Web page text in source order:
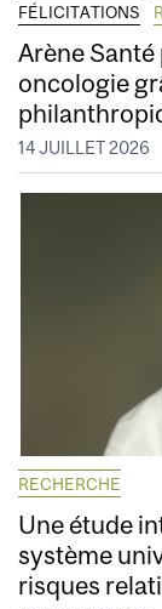
FÉLICITATIONS
Arène
oncologie
14 JUILLET 2026
RECHERCHE
Une étude
système
risques